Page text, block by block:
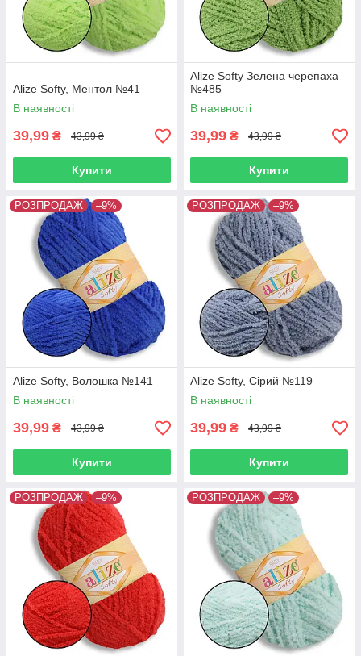
Alize Softy, Ментол №41
В наявності
39,99 ₴ 43,99 ₴
Купити
Alize Softy Зелена черепаха
№485
В наявності
39,99 ₴ 43,99 ₴
Купити
РОЗПРОДАЖ –9%
Alize Softy, Волошка №141
В наявності
39,99 ₴ 43,99 ₴
Купити
РОЗПРОДАЖ –9%
Alize Softy, Сірий №119
В наявності
39,99 ₴ 43,99 ₴
Купити
РОЗПРОДАЖ –9% РОЗПРОДАЖ –9%